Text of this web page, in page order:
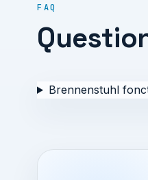
FAQ
Brennenstuhl